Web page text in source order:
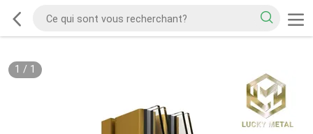
1 / 1